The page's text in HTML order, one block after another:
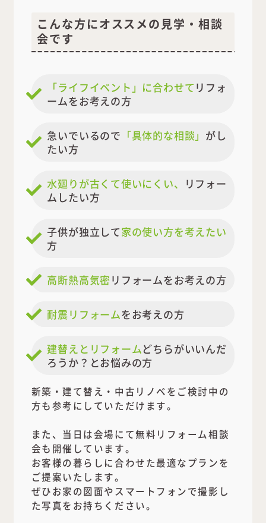
こんな方にオススメの見学・相談
会です
「ライフイベント」に合わせて リフォ
ームをお考えの方
急いでいるので 「具体的な相談」 がし
たい方
水廻りが古くて使いにくい、 リフォー
ムしたい方
子供が独立して家の使い方を考えたい
方
高断熱高気密リフォームをお考えの方
耐震リフォームをお考えの方
建替えとリフォームどちらがいいんだ
ろうか？とお悩みの方
新築・建て替え・中古リノベをご検討中の
方も参考にしていただけます。
また、当日は会場にて無料リフォーム相談
会も開催しています。
お客様の暮らしに合わせた最適なプランを
ご提案いたします。
ぜひお家の図面やスマートフォンで撮影し
た写真をお持ちください。